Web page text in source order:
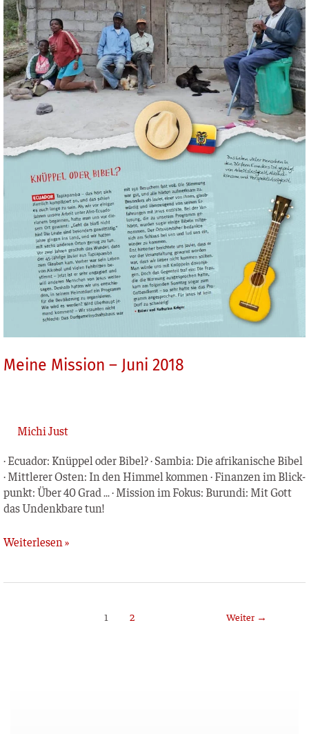
Meine Mission – Juni 2018
Michi Just
· Ecua­dor: Knüp­pel oder Bibel? · Sam­bia: Die afri­ka­ni­sche Bibel
· Mitt­le­rer Osten: In den Him­mel kom­men · Finan­zen im Blick­
punkt: Über 40 Grad … · Mis­si­on im Fokus: Burun­di: Mit Gott
das Undenk­ba­re tun!
Weiterlesen »
1 2 Weiter →